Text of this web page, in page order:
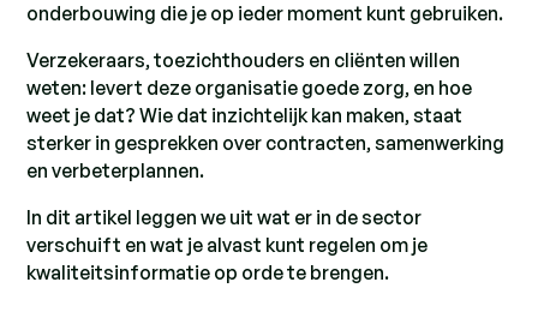
onderbouwing die je op ieder moment kunt gebruiken.
Verzekeraars, toezichthouders en cliënten willen
weten: levert deze organisatie goede zorg, en hoe
weet je dat? Wie dat inzichtelijk kan maken, staat
sterker in gesprekken over contracten, samenwerking
en verbeterplannen.
In dit artikel leggen we uit wat er in de sector
verschuift en wat je alvast kunt regelen om je
kwaliteitsinformatie op orde te brengen.